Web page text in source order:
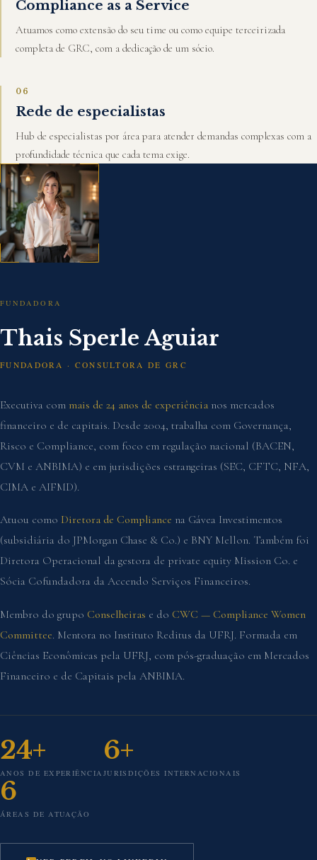
Compliance as a Service
Atuamos como extensão do seu time ou como equipe terceirizada
completa de GRC, com a dedicação de um sócio.
06
Rede de especialistas
Hub de especialistas por área para atender demandas complexas com a
profundidade técnica que cada tema exige.
FUNDADORA
Thais Sperle Aguiar
FUNDADORA · CONSULTORA DE GRC
Executiva com mais de 24 anos de experiência nos mercados
financeiro e de capitais. Desde 2004, trabalha com Governança,
Risco e Compliance, com foco em regulação nacional (BACEN,
CVM e ANBIMA) e em jurisdições estrangeiras (SEC, CFTC, NFA,
CIMA e AIFMD).
Atuou como Diretora de Compliance na Gávea Investimentos
(subsidiária do JPMorgan Chase & Co.) e BNY Mellon. Também foi
Diretora Operacional da gestora de private equity Mission Co. e
Sócia Cofundadora da Accendo Serviços Financeiros.
Membro do grupo Conselheiras e do CWC — Compliance Women
Committee. Mentora no Instituto Reditus da UFRJ. Formada em
Ciências Econômicas pela UFRJ, com pós-graduação em Mercados
Financeiro e de Capitais pela ANBIMA.
24+
ANOS DE EXPERIÊNCIA
6+
JURISDIÇÕES INTERNACIONAIS
6
ÁREAS DE ATUAÇÃO